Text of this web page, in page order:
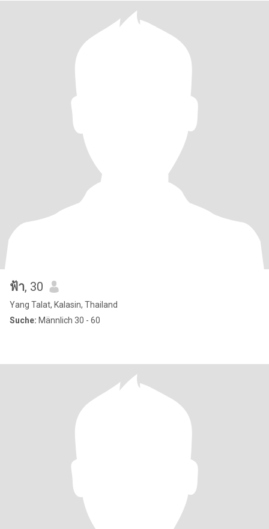
ฟ้า, 30
Yang Talat, Kalasin, Thailand
Suche: Männlich 30 - 60